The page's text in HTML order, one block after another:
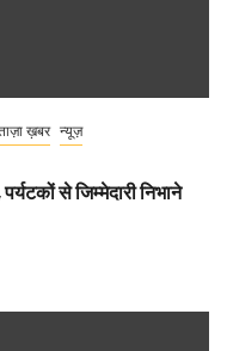
ख़बर न्यूज़
से जिम्मेदारी निभाने